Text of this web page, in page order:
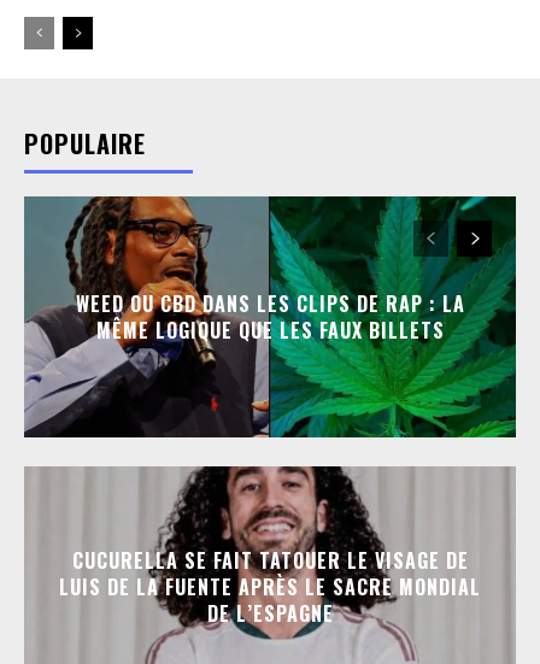
POPULAIRE
WEED OU CBD DANS LES CLIPS DE RAP : LA
MÊME LOGIQUE QUE LES FAUX BILLETS
CUCURELLA SE FAIT TATOUER LE VISAGE DE
LUIS DE LA FUENTE APRÈS LE SACRE MONDIAL
DE L’ESPAGNE